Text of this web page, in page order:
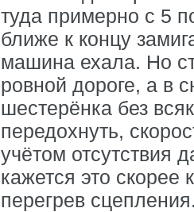
туда примерно с 5
ближе к концу
машина ехала. Но
ровной дороге, а в
шестерёнка без
передохнуть,
учётом отсутствия
кажется это
перегрев